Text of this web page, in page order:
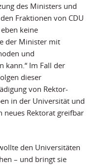
des Ministers und
Fraktionen von CDU
keine
der Minister mit
und
kann.“ Im Fall der
dieser
von Rektor-
in der Universität und
neues Rektorat greifbar
den Universitäten
– und bringt sie